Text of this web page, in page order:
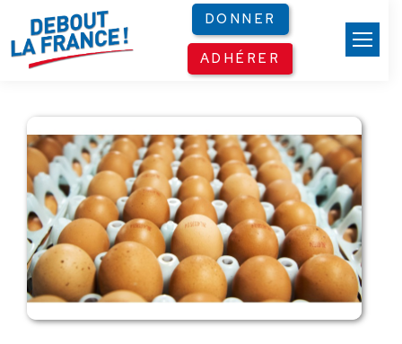
DONNER
ADHÉRER
Panneau de gestion des cookies